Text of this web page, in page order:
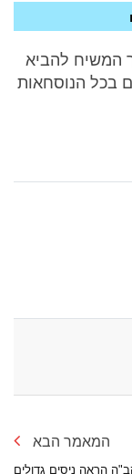
המשיח להביא
בכל הנוסחאות
המאמר הבא
הראה ניסים גדולים